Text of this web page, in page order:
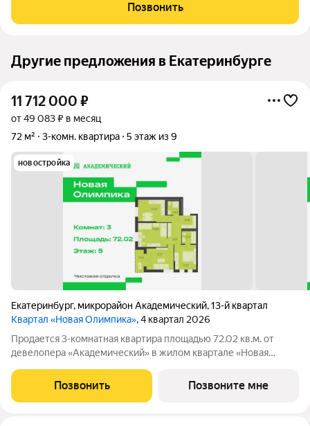
уютную спальню, полноценную
Позвонить
Другие предложения в Екатеринбурге
11 712 000 ₽
от 49 083 ₽ в месяц
72 м²
3-комн. квартира 5 этаж из 9
новостройка
Екатеринбург, микрорайон Академический,13-й квартал
Квартал «Новая Олимпика», 4 квартал 2026
Продается 3-комнатная квартира площадью 72.02 кв.м. от
девелопера «Академический» в жилом квартале «Новая
расположение - Преображенский парк под окнами. Если вы
мечтали жить, наслаждаясь чистым
Позвонить Позвоните мне